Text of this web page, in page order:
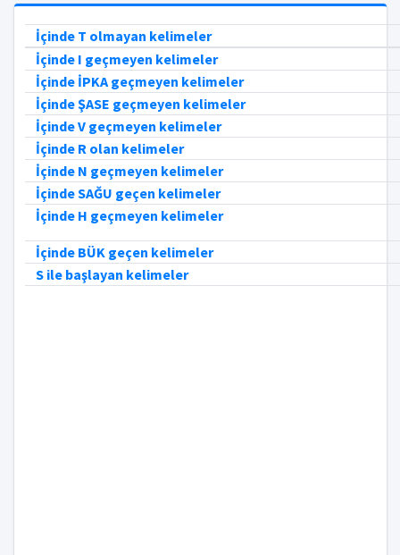
İçinde T olmayan kelimeler
İçinde I geçmeyen kelimeler
İçinde İPKA geçmeyen kelimeler
İçinde ŞASE geçmeyen kelimeler
İçinde V geçmeyen kelimeler
İçinde R olan kelimeler
İçinde N geçmeyen kelimeler
İçinde SAĞU geçen kelimeler
İçinde H geçmeyen kelimeler
İçinde BÜK geçen kelimeler
S ile başlayan kelimeler